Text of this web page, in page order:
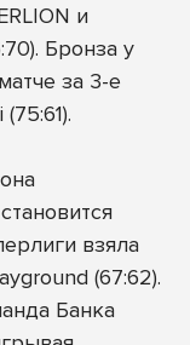
и
Бронза у
за 3-е
взяла
(67:62).
Банка